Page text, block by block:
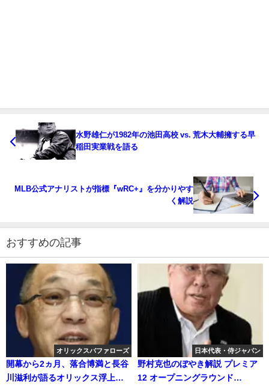
水野雄仁が1982年の池田高校 vs. 荒木大輔擁する早
稲田実業戦を語る
MLB公式アナリストが指標『wRC+』を分かりやす
く解説
おすすめの記事
オリックスバファローズ
開幕から2ヵ月、落合博満と長谷
川滋利が語るオリックス浮上の
日本代表・侍ジャパン
野村克也のぼやき解説 プレミア
12 オープニングラウンド